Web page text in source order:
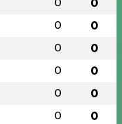
0 0
0 0
0 0
0 0
0 0
0 0